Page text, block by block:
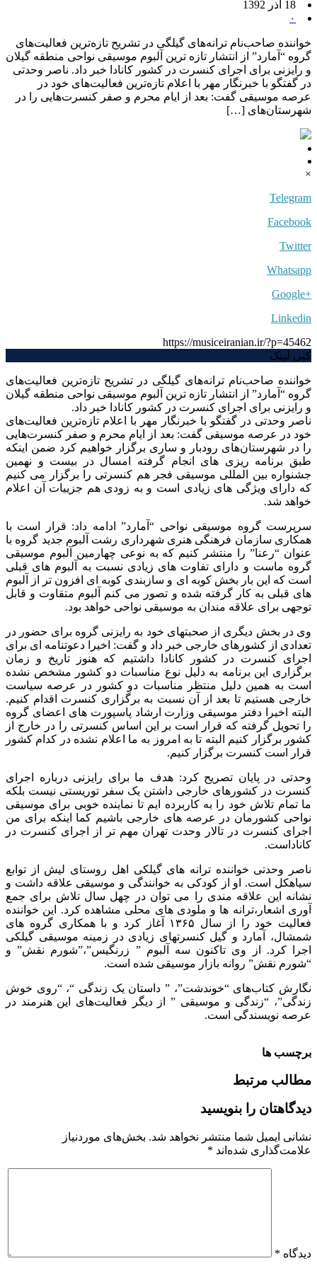
18 آذر 1392
۰
خواننده صاحب‌نام ترانه‌های گیلگی در تشریح تازه‌ترین فعالیت‌های
گروه “آمارد” از انتشار تازه ترین آلبوم موسیقی نواحی منطقه گیلان
و رایزنی برای اجرای کنسرت در کشور کانادا خبر داد. ناصر وحدتی
در گفتگو با خبرنگار مهر با اعلام تازه‌ترین فعالیت‌های خود در
عرصه موسیقی گفت: بعد از ایام محرم و صفر کنسرت‌هایی را در
شهرستان‌های […]
×
Telegram
Facebook
Twitter
Whatsapp
+Google
Linkedin
https://musiceiranian.ir/?p=45462
کپی لینک
خواننده صاحب‌نام ترانه‌های گیلگی در تشریح تازه‌ترین فعالیت‌های
گروه “آمارد” از انتشار تازه ترین آلبوم موسیقی نواحی منطقه گیلان
و رایزنی برای اجرای کنسرت در کشور کانادا خبر داد.
ناصر وحدتی در گفتگو با خبرنگار مهر با اعلام تازه‌ترین فعالیت‌های
خود در عرصه موسیقی گفت: بعد از ایام محرم و صفر کنسرت‌هایی
را در شهرستان‌های رودبار و ساری برگزار خواهیم کرد ضمن اینکه
طبق برنامه ریزی های انجام گرفته امسال در بیست و نهمین
جشنواره بین المللی موسیقی فجر هم کنسرتی را برگزار می کنیم
که دارای ویژگی های زیادی است و به زودی هم جزییات آن اعلام
خواهد شد.
سرپرست گروه موسیقی نواحی “آمارد” ادامه داد: قرار است با
همکاری سازمان فرهنگی هنری شهرداری رشت آلبوم جدید گروه با
عنوان “رعنا” را منتشر کنیم که به نوعی چهارمین آلبوم موسیقی
گروه ماست و دارای تفاوت های زیادی نسبت به آلبوم های قبلی
است که این بار بخش کوبه ای و سازبندی کوبه ای افزون تر از آلبوم
های قبلی به کار گرفته شده و تصور می کنم آلبوم متقاوت و قابل
توجهی برای علاقه مندان به موسیقی نواحی خواهد بود.
وی در بخش دیگری از صحبتهای خود به رایزنی گروه برای حضور در
تعدادی از کشورهای خارجی خبر داد و گفت: اخیرا دعوتنامه ای برای
اجرای کنسرت در کشور کانادا داشتیم که هنوز تاریخ و زمان
برگزاری این برنامه به دلیل نوع مناسبات دو کشور مشخص نشده
است به همین دلیل منتظر مناسبات دو کشور در عرصه سیاست
خارجی هستیم تا بعد از آن نسبت به برگزاری کنسرت اقدام کنیم.
البته اخیرا دفتر موسیقی وزارت ارشاد پاسپورت های اعضای گروه
را تحویل گرفته که قرار است بر این اساس کنسرتی را در خارج از
کشور برگزار کنیم البته تا به امروز به ما اعلام نشده در کدام کشور
قرار است کنسرت برگزار کنیم.
وحدتی در پایان تصریح کرد: هدف ما برای رایزنی درباره اجرای
کنسرت در کشورهای خارجی داشتن یک سفر توریستی نیست بلکه
ما تمام تلاش خود را به کاربرده ایم تا نماینده خوبی برای موسیقی
نواحی کشورمان در عرصه های خارجی باشیم کما اینکه برای من
اجرای کنسرت در تالار وحدت تهران مهم تر از اجرای کنسرت در
کاناداست.
ناصر وحدتی خواننده ترانه های گیلکی اهل روستای لیش از توابع
سیاهکل است. او از کودکی به خوانندگی و موسیقی علاقه داشت و
نشانه این علاقه مندی را می توان در چهل سال تلاش برای جمع
آوری اشعار،ترانه ها و ملودی های محلی مشاهده کرد. این خواننده
فعالیت خود را از سال ۱۳۶۵ آغاز کرد و با همکاری گروه های
شمشال، آمارد و گیل کنسرتهای زیادی در زمینه موسیقی گیلکی
اجرا کرد. از وی تاکنون سه آلبوم ” زرنگیس”،”شورم نقش” و
“شورم نقش” روانه بازار موسیقی شده است.
نگارش کتاب‌های “خوندشت”، ” داستان یک زندگی “، “روی خوش
زندگی”، “زندگی و موسیقی ” از دیگر فعالیت‌های این هنرمند در
عرصه نویسندگی است.
برچسب ها
مطالب مرتبط
دیدگاهتان را بنویسید
نشانی ایمیل شما منتشر نخواهد شد. بخش‌های موردنیاز
علامت‌گذاری شده‌اند *
دیدگاه *